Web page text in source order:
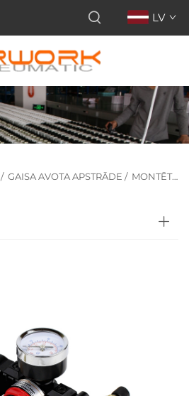
LV
/ GAISA AVOTA APSTRĀDE / MONTĒTI FRL